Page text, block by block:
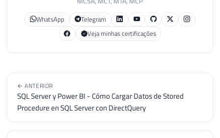
WhatsApp
Telegram
Veja minhas certificações
← ANTERIOR
SQL Server y Power BI - Cómo Cargar Datos de Stored
Procedure en SQL Server con DirectQuery